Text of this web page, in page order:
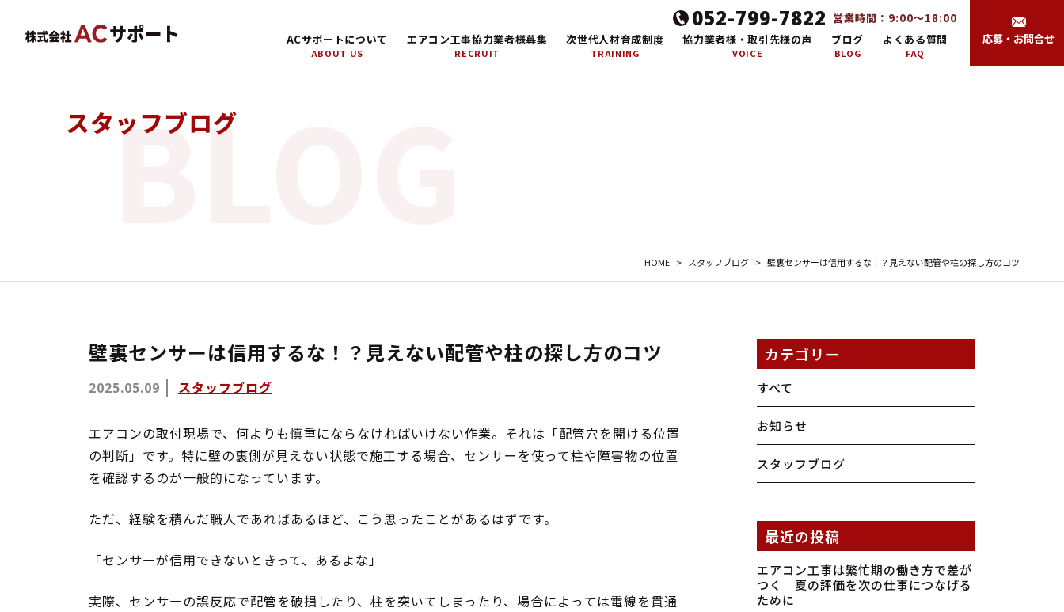
052-799-7822 営業時間：9:00～18:00
ACサポートについて
ABOUT US
エアコン工事協力業者様募集
RECRUIT
次世代人材育成制度
TRAINING
協力業者様・取引先様の声
VOICE
ブログ
BLOG
よくある質問
FAQ
応募・お問合せ
スタッフブログ
HOME > スタッフブログ > 壁裏センサーは信用するな！？見えない配管や柱の探し方のコツ
壁裏センサーは信用するな！？見えない配管や柱の探し方のコツ
2025.05.09 スタッフブログ
エアコンの取付現場で、何よりも慎重にならなければいけない作業。それは「配管穴を開ける位置
の判断」です。特に壁の裏側が見えない状態で施工する場合、センサーを使って柱や障害物の位置
を確認するのが一般的になっています。
ただ、経験を積んだ職人であればあるほど、こう思ったことがあるはずです。
「センサーが信用できないときって、あるよな」
実際、センサーの誤反応で配管を破損したり、柱を突いてしまったり、場合によっては電線を貫通
カテゴリー
すべて
お知らせ
スタッフブログ
最近の投稿
エアコン工事は繁忙期の働き方で差が
つく｜夏の評価を次の仕事につなげる
ために